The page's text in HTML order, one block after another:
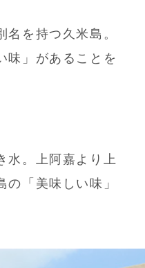
を持つ久米島。
味」があることを
水。上阿嘉より上
「美味しい味」